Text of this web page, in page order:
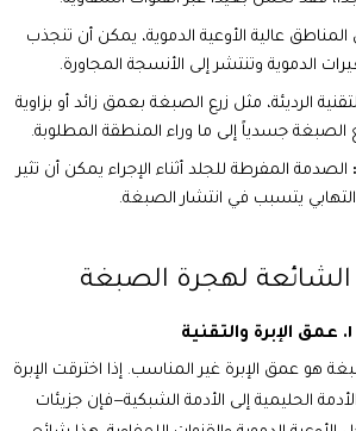
المناطق عالية الأوعية الدموية، يمكن أن تنجذب
الدموية وتنتشر إلى الأنسجة المجاورة.
الرديئة، مثل زرع الصبغة بعمق زائد أو بزاوية
جسدياً إلى ما وراء المنطقة المطلوبة.
الصدمة المفرطة للجلد أثناء الإجراء يمكن أن تثير
يتسبب في انتشار الصبغة.
الشائعة لهجرة الصبغة
١. عمق الإبرة والتقنية
هو عمق الإبرة غير المناسب. إذا اخترقت الإبرة
الحليمية إلى الأدمة الشبكية—فإن جزيئات